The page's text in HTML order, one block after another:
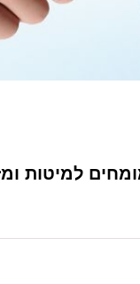
למיטות